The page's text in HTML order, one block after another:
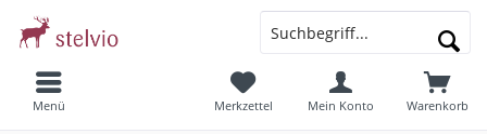
Menü Warenkorb
Merkzettel Mein Konto